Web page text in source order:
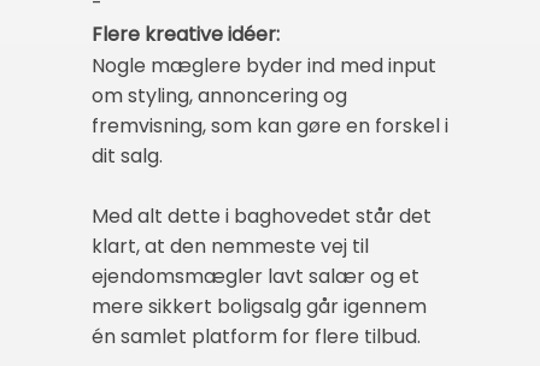
Flere kreative idéer:
Nogle mæglere byder ind med input
om styling, annoncering og
fremvisning, som kan gøre en forskel i
dit salg.
Med alt dette i baghovedet står det
klart, at den nemmeste vej til
ejendomsmægler lavt salær og et
mere sikkert boligsalg går igennem
én samlet platform for flere tilbud.